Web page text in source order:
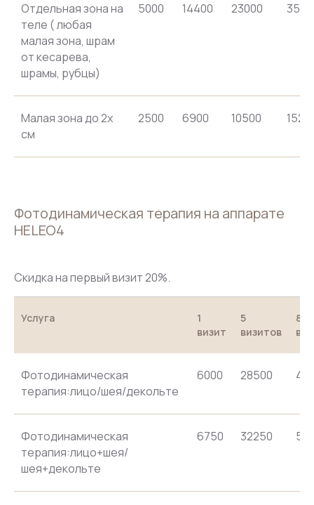
Отдельная зона на
теле ( любая
малая зона, шрам
от кесарева,
шрамы, рубцы)
5000 14400 23000
Малая зона до 2х
см
2500 6900 10500
Фотодинамическая терапия на аппарате
HELEO4
Скидка на первый визит 20%.
Услуга
1
визит
5
визитов
8
Фотодинамическая
терапия:лицо/шея/декольте
6000 28500
Фотодинамическая
терапия:лицо+шея/
шея+декольте
6750 32250